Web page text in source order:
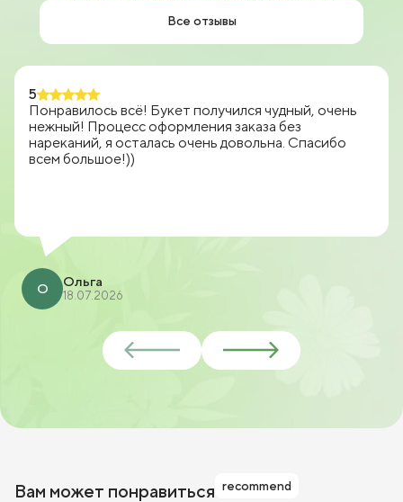
Все отзывы
5
Понравилось всё! Букет получился чудный, очень
нежный! Процесс оформления заказа без
нареканий, я осталась очень довольна. Спасибо
всем большое!))
О Ольга
18.07.2026
Вам может понравиться recommend